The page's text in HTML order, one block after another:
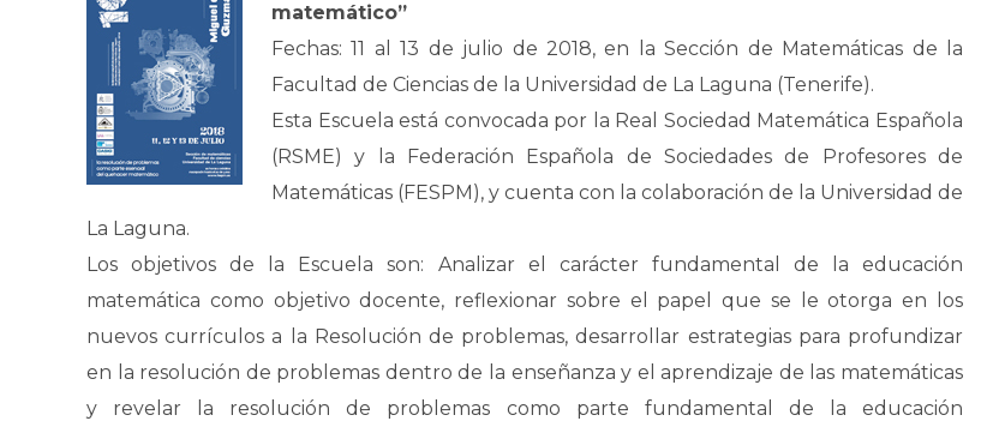
matemático”
Fechas: 11 al 13 de julio de 2018, en la Sección de Matemáticas de la
Facultad de Ciencias de la Universidad de La Laguna (Tenerife).
Esta Escuela está convocada por la Real Sociedad Matemática Española
(RSME) y la Federación Española de Sociedades de Profesores de
Matemáticas (FESPM), y cuenta con la colaboración de la Universidad de
La Laguna.
Los objetivos de la Escuela son: Analizar el carácter fundamental de la educación
matemática como objetivo docente, reflexionar sobre el papel que se le otorga en los
nuevos currículos a la Resolución de problemas, desarrollar estrategias para profundizar
en la resolución de problemas dentro de la enseñanza y el aprendizaje de las matemáticas
y revelar la resolución de problemas como parte fundamental de la educación